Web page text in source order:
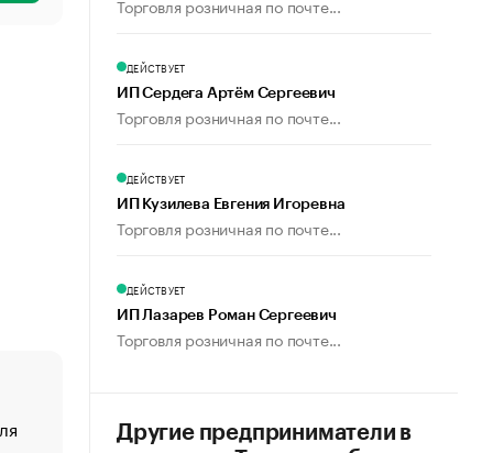
«От спорта тело стареет иначе». Как живет глава
Торговля розничная по почте...
ДЕЙСТВУЕТ
ИП Сердега Артём Сергеевич
Торговля розничная по почте...
ДЕЙСТВУЕТ
ИП Кузилева Евгения Игоревна
Торговля розничная по почте...
ДЕЙСТВУЕТ
ИП Лазарев Роман Сергеевич
Торговля розничная по почте...
Другие предприниматели в